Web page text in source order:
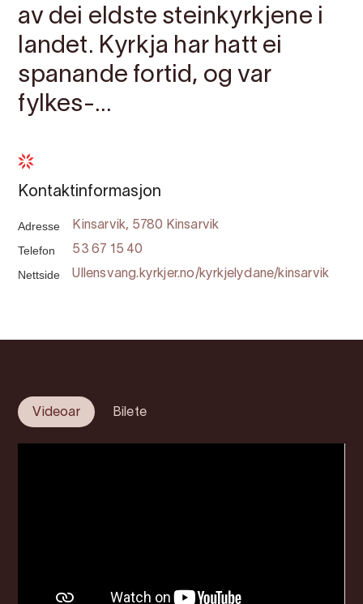
av dei eldste steinkyrkjene i
landet. Kyrkja har hatt ei
spanande fortid, og var
fylkes-...
Kontaktinformasjon
Adresse Kinsarvik, 5780 Kinsarvik
Telefon 53 67 15 40
Nettside Ullensvang.kyrkjer.no/kyrkjelydane/kinsarvik
Videoar Bilete